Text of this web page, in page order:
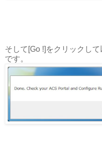
そして[Go !]をクリックし
です。